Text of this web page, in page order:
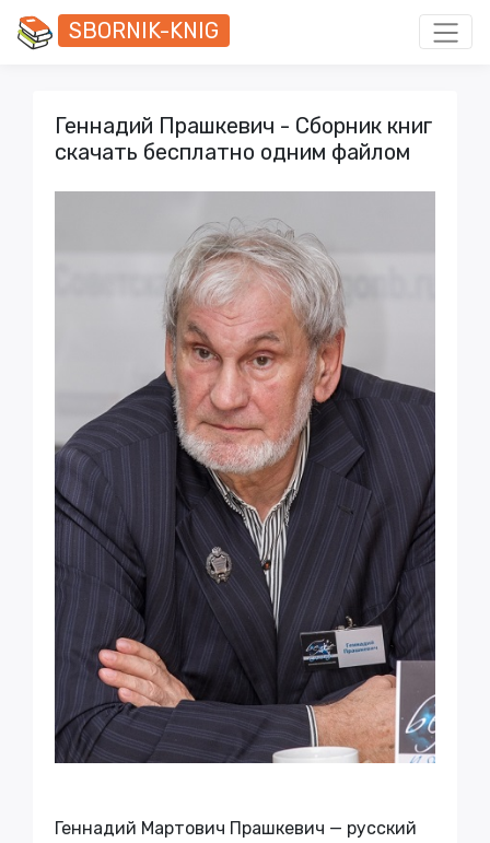
SBORNIK-KNIG
Геннадий Прашкевич - Сборник книг
скачать бесплатно одним файлом
Геннадий Мартович Прашкевич — русский